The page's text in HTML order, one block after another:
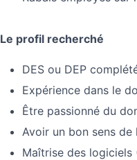
Le profil recherché
DES ou DEP
Expérience dans le
Être passionné du
Avoir un bon sens
Maîtrise des logiciels